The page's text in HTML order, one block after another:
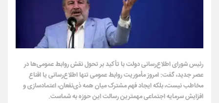
رئیس شورای اطلاع‌رسانی دولت با تأکید بر تحول نقش روابط عمومی‌‌ها در
عصر جدید، گفت: امروز مأموریت روابط عمومی تنها اطلاع‌‌رسانی یا اقناع
مخاطب نیست، بلکه ایجاد فهم مشترک میان همه ذی‌‌نفعان، اعتمادسازی و
افزایش سرمایه اجتماعی مهمترین رسالت این حوزه به شماست.